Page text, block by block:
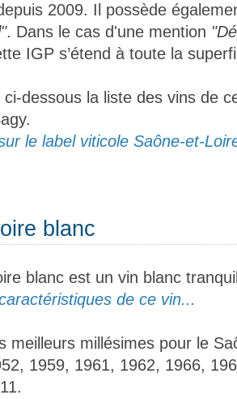
2009. Il possède
. Dans le cas d'une mention
IGP s’étend à toute la
dessous la liste des vins de
le label viticole Saône-et-
blanc
blanc est un vin blanc
de ce vin...
meilleurs millésimes pour le
1959, 1961, 1962, 1966,